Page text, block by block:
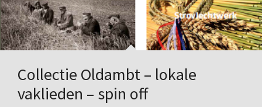
Collectie Oldambt – lokale
vaklieden – spin off